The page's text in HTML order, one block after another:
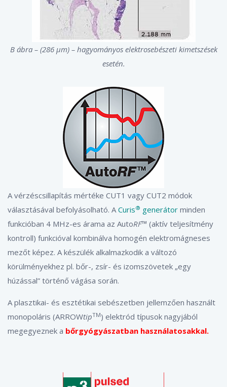
B ábra – (286 μm) – hagyományos elektrosebészeti kimetszések
esetén.
A vérzéscsillapítás mértéke CUT1 vagy CUT2 módok
választásával befolyásolható. ACuris® generátor minden
funkcióban 4 MHz-es árama az AutoRF™ (aktív teljesítmény
kontroll) funkcióval kombinálva homogén elektromágneses
mezőt képez. A készülék alkalmazkodik a változó
körülményekhez pl. bőr-, zsír- és izomszövetek „egy
húzással” történő vágása során.
A plasztikai- és esztétikai sebészetben jellemzően használt
monopoláris (ARROWtipTM) elektród típusok nagyjából
megegyeznek a bőrgyógyászatban használatosakkal.